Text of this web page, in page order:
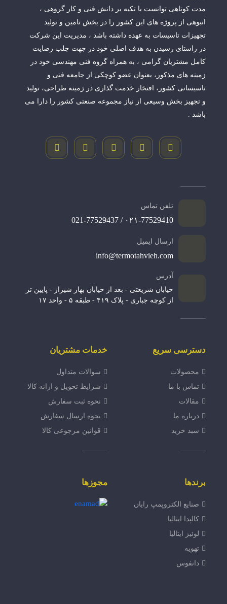
مدت کوتاهی توانست با تکیه بر دانش فنی و کار گروهی ،
انبوهی از پروژه های این کشور را در بخش تامین و تولید
تجهیزات تاسیسات به عهده داشته باشد ، مدیریت این شرکت
در راستای رسیدن به هدف اصلی خود در جهت جلب رضایت
کامل مشتریان گرامی ، به همراه گروه فنی مهندسی خود در
زمینه های مذکور، بعنوان عضو کوچکی از جامعه فنی و
تاسیساتی کشور، افتخار خدمت گذاری در زمینه طراحی، تولید
و تجهیز بخش وسیعی از نیاز مجموعه صنعتی کشور را دارا می
باشد .
تلفن تماس
۰۲۱-77529410 / 021-77529437
ارسال ایمیل
info@termotahvieh.com
آدرس
خیابان شریعتی - بعد از خیابان بهار شیراز - پایین تر
از کوچه جباری - پلاک ۴۱۹ - طبقه ۵ - واحد ۱۷
دسترسی سریع
محصولات
تماس با ما
مقالات
درباره ما
سبد خرید
خدمات مشتریان
سوالات متداول
شرایط تحویل و ارائه کالا
نحوه ثبت سفارش
نحوه ارسال سفارش
قوانین مرجوعی کالا
برندها
صنایع الکتروپمپ رایان
کالپدا ایتالیا
لوئیز ایتالیا
تهویه
دانفوس
مجوزها